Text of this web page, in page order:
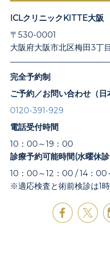
ICLクリニックKITTE大阪
〒530-0001
大阪府大阪市北区梅田3丁
完全予約制
ご予約／お問い合わせ（日
0120-391-929
電話受付時間
10：00～19：00
診療予約可能時間(水曜休
10：00～12：00 / 14：00
※適応検査と術前検診は1